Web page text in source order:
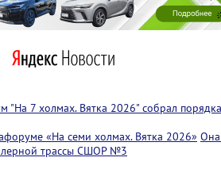
7 холмах. Вятка 2026" собрал
«На семи холмах. Вятка 2026» Она
трассы СШОР №3